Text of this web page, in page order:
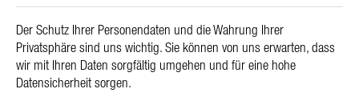
Der Schutz Ihrer Personendaten und die Wahrung Ihrer
Privatsphäre sind uns wichtig. Sie können von uns erwarten, dass
wir mit Ihren Daten sorgfältig umgehen und für eine hohe
Datensicherheit sorgen.